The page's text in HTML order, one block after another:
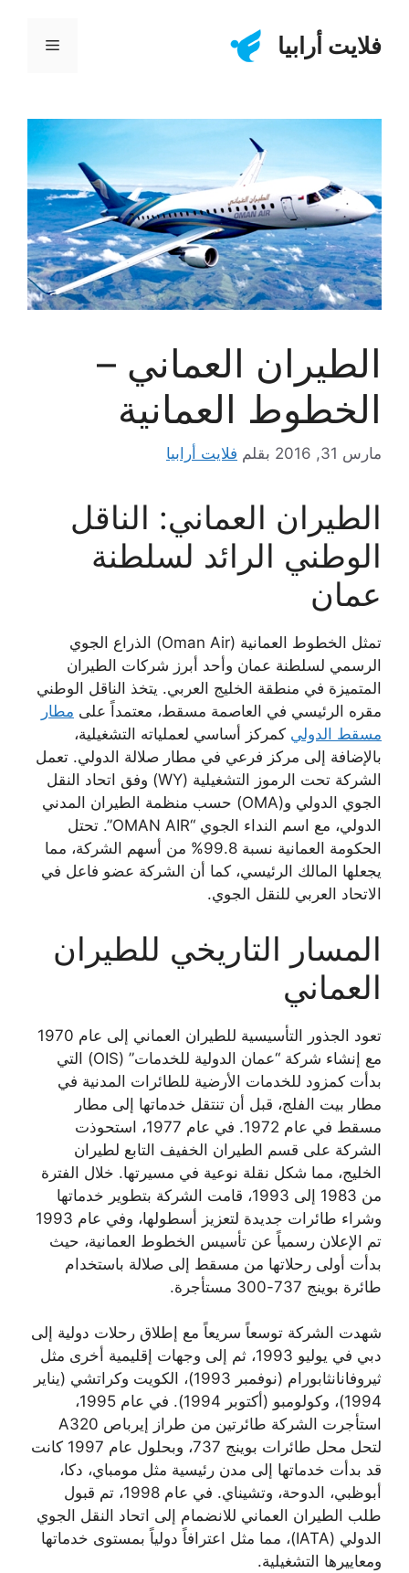
المحتوىفلايت أرابيا القائمة
الطيران العماني –
الخطوط العمانية
مارس 31, 2016 بقلم فلايت أرابيا
الطيران العماني: الناقل
الوطني الرائد لسلطنة
عمان
تمثل الخطوط العمانية (Oman Air) الذراع الجوي
الرسمي لسلطنة عمان وأحد أبرز شركات الطيران
المتميزة في منطقة الخليج العربي. يتخذ الناقل الوطني
مقره الرئيسي في العاصمة مسقط، معتمداً على مطار
مسقط الدولي كمركز أساسي لعملياته التشغيلية،
بالإضافة إلى مركز فرعي في مطار صلالة الدولي. تعمل
الشركة تحت الرموز التشغيلية (WY) وفق اتحاد النقل
الجوي الدولي و(OMA) حسب منظمة الطيران المدني
الدولي، مع اسم النداء الجوي “OMAN AIR”. تحتل
الحكومة العمانية نسبة 99.8% من أسهم الشركة، مما
يجعلها المالك الرئيسي، كما أن الشركة عضو فاعل في
الاتحاد العربي للنقل الجوي.
المسار التاريخي للطيران
العماني
تعود الجذور التأسيسية للطيران العماني إلى عام 1970
مع إنشاء شركة “عمان الدولية للخدمات” (OIS) التي
بدأت كمزود للخدمات الأرضية للطائرات المدنية في
مطار بيت الفلج، قبل أن تنتقل خدماتها إلى مطار
مسقط في عام 1972. في عام 1977، استحوذت
الشركة على قسم الطيران الخفيف التابع لطيران
الخليج، مما شكل نقلة نوعية في مسيرتها. خلال الفترة
من 1983 إلى 1993، قامت الشركة بتطوير خدماتها
وشراء طائرات جديدة لتعزيز أسطولها، وفي عام 1993
تم الإعلان رسمياً عن تأسيس الخطوط العمانية، حيث
بدأت أولى رحلاتها من مسقط إلى صلالة باستخدام
طائرة بوينج 737-300 مستأجرة.
شهدت الشركة توسعاً سريعاً مع إطلاق رحلات دولية إلى
دبي في يوليو 1993، ثم إلى وجهات إقليمية أخرى مثل
ثيروفانانثابورام (نوفمبر 1993)، الكويت وكراتشي (يناير
1994)، وكولومبو (أكتوبر 1994). في عام 1995،
استأجرت الشركة طائرتين من طراز إيرباص A320
لتحل محل طائرات بوينج 737، وبحلول عام 1997 كانت
قد بدأت خدماتها إلى مدن رئيسية مثل مومباي، دكا،
أبوظبي، الدوحة، وتشيناي. في عام 1998، تم قبول
طلب الطيران العماني للانضمام إلى اتحاد النقل الجوي
الدولي (IATA)، مما مثل اعترافاً دولياً بمستوى خدماتها
ومعاييرها التشغيلية.